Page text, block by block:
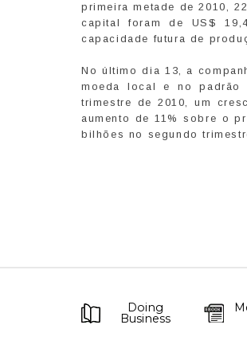
primeira metade de 2010,
capital foram de US$
capacidade futura de
No último dia 13, a
moeda local e no
trimestre de 2010, um
aumento de 11% sobre o
bilhões no segundo
Doing
Business